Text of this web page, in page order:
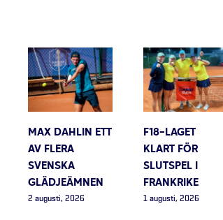
MAX DAHLIN ETT
AV FLERA
SVENSKA
GLÄDJEÄMNEN
2 augusti, 2026
F18-LAGET
KLART FÖR
SLUTSPEL I
FRANKRIKE
1 augusti, 2026